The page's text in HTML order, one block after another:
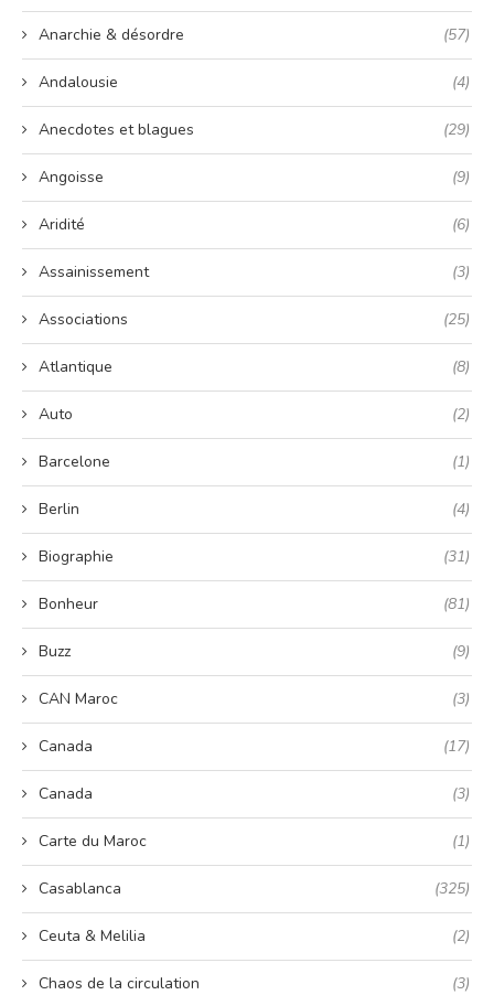
Anarchie & désordre (57)
Andalousie (4)
Anecdotes et blagues (29)
Angoisse (9)
Aridité (6)
Assainissement (3)
Associations (25)
Atlantique (8)
Auto (2)
Barcelone (1)
Berlin (4)
Biographie (31)
Bonheur (81)
Buzz (9)
CAN Maroc (3)
Canada (17)
Canada (3)
Carte du Maroc (1)
Casablanca (325)
Ceuta & Melilia (2)
Chaos de la circulation (3)